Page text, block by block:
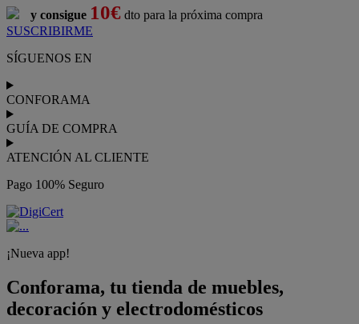
y consigue 10€ dto para la próxima compra
SUSCRIBIRME
SÍGUENOS EN
CONFORAMA
GUÍA DE COMPRA
ATENCIÓN AL CLIENTE
Pago 100% Seguro
¡Nueva app!
Conforama, tu tienda de muebles,
decoración y electrodomésticos